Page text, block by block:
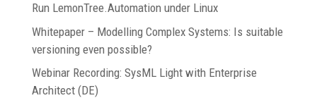
Run LemonTree.Automation under Linux
Whitepaper – Modelling Complex Systems: Is suitable
versioning even possible?
Webinar Recording: SysML Light with Enterprise
Architect (DE)